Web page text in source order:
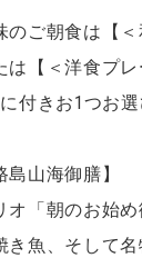
のご朝食は【
は【＜洋食プ
付きお1つお
島山海御膳】
オ「朝のお始め
き魚、そして